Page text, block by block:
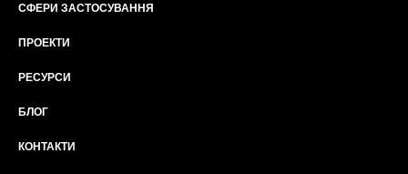
СФЕРИ ЗАСТОСУВАННЯ
ПРОЕКТИ
РЕСУРСИ
БЛОГ
КОНТАКТИ